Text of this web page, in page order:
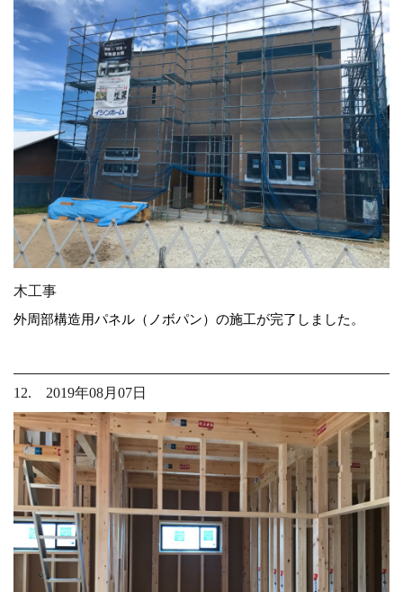
木工事
外周部構造用パネル（ノボパン）の施工が完了しました。
12. 2019年08月07日